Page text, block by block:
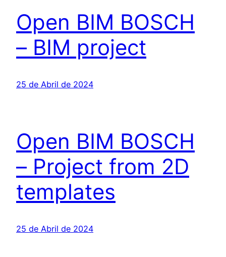
Open BIM BOSCH
– BIM project
25 de Abril de 2024
Open BIM BOSCH
– Project from 2D
templates
25 de Abril de 2024